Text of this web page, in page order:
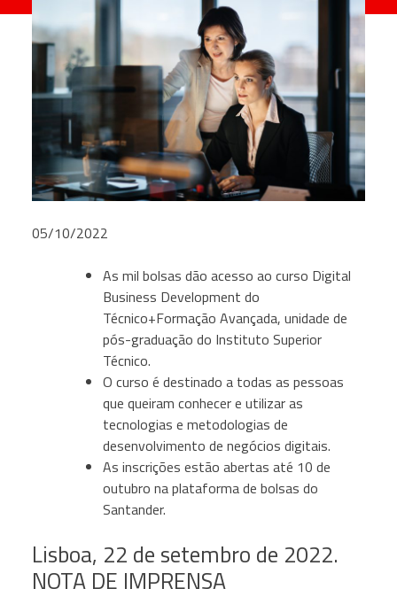
05/10/2022
As mil bolsas dão acesso ao curso Digital
Business Development do
Técnico+Formação Avançada, unidade de
pós-graduação do Instituto Superior
Técnico.
O curso é destinado a todas as pessoas
que queiram conhecer e utilizar as
tecnologias e metodologias de
desenvolvimento de negócios digitais.
As inscrições estão abertas até 10 de
outubro na plataforma de bolsas do
Santander.
Lisboa, 22 de setembro de 2022.
NOTA DE IMPRENSA